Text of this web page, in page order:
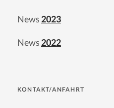
News2023
News2022
KONTAKT/ANFAHRT